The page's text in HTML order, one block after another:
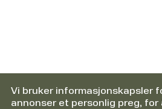
Vi bruker informasjonskapsler
annonser et personlig preg, for